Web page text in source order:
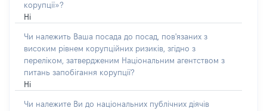
корупції»?
Ні
Чи належить Ваша посада до посад, пов'язаних з
високим рівнем корупційних ризиків, згідно з
переліком, затвердженим Національним агентством з
питань запобігання корупції?
Ні
Чи належите Ви до національних публічних діячів